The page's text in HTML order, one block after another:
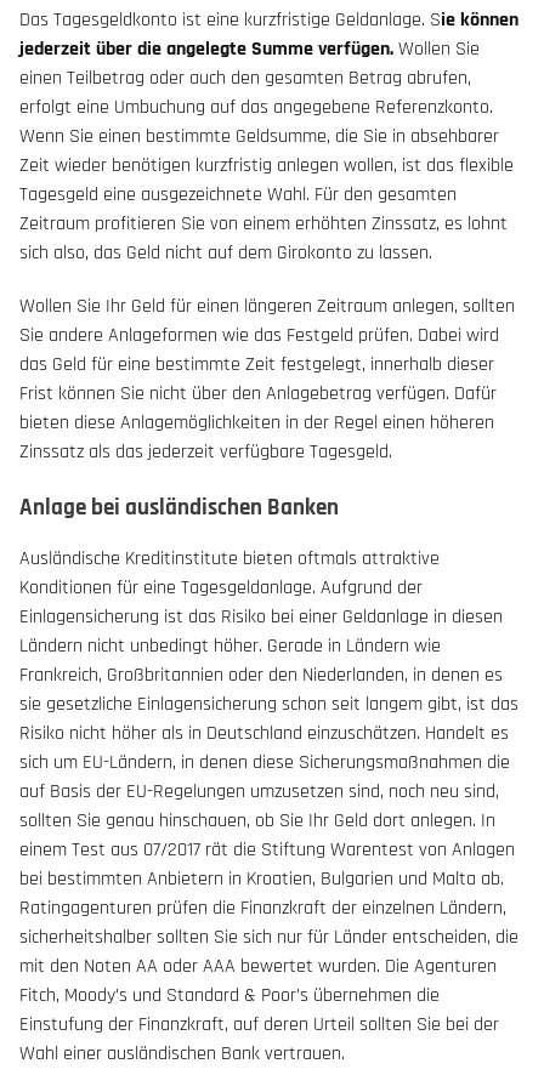
Das Tagesgeldkonto ist eine kurzfristige Geldanlage. Sie können
jederzeit über die angelegte Summe verfügen.Wollen Sie
einen Teilbetrag oder auch den gesamten Betrag abrufen,
erfolgt eine Umbuchung auf das angegebene Referenzkonto.
Wenn Sie einen bestimmte Geldsumme, die Sie in absehbarer
Zeit wieder benötigen kurzfristig anlegen wollen, ist das flexible
Tagesgeld eine ausgezeichnete Wahl. Für den gesamten
Zeitraum profitieren Sie von einem erhöhten Zinssatz, es lohnt
sich also, das Geld nicht auf dem Girokonto zu lassen.
Wollen Sie Ihr Geld für einen längeren Zeitraum anlegen, sollten
Sie andere Anlageformen wie das Festgeld prüfen. Dabei wird
das Geld für eine bestimmte Zeit festgelegt, innerhalb dieser
Frist können Sie nicht über den Anlagebetrag verfügen. Dafür
bieten diese Anlagemöglichkeiten in der Regel einen höheren
Zinssatz als das jederzeit verfügbare Tagesgeld.
Anlage bei ausländischen Banken
Ausländische Kreditinstitute bieten oftmals attraktive
Konditionen für eine Tagesgeldanlage. Aufgrund der
Einlagensicherung ist das Risiko bei einer Geldanlage in diesen
Ländern nicht unbedingt höher. Gerade in Ländern wie
Frankreich, Großbritannien oder den Niederlanden, in denen es
sie gesetzliche Einlagensicherung schon seit langem gibt, ist das
Risiko nicht höher als in Deutschland einzuschätzen. Handelt es
sich um EU-Ländern, in denen diese Sicherungsmaßnahmen die
auf Basis der EU-Regelungen umzusetzen sind, noch neu sind,
sollten Sie genau hinschauen, ob Sie Ihr Geld dort anlegen. In
einem Test aus 07/2017 rät die Stiftung Warentest von Anlagen
bei bestimmten Anbietern in Kroatien, Bulgarien und Malta ab.
Ratingagenturen prüfen die Finanzkraft der einzelnen Ländern,
sicherheitshalber sollten Sie sich nur für Länder entscheiden, die
mit den Noten AA oder AAA bewertet wurden. Die Agenturen
Fitch, Moody’s und Standard & Poor’s übernehmen die
Einstufung der Finanzkraft, auf deren Urteil sollten Sie bei der
Wahl einer ausländischen Bank vertrauen.